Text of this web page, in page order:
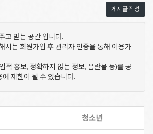
게시글 작성
고 받는 공간 입니다.
서는 회원가입 후 관리자 인증을 통해 이용가
적 홍보, 정확하지 않는 정보, 음란물 등)를 공
제한이 될 수 있습니다.
청소년